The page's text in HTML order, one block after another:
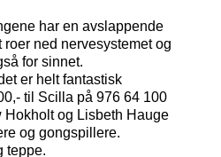
har en avslappende
ned nervesystemet og
for sinnet.
er helt fantastisk
til Scilla på 976 64 100
Hokholt og Lisbeth Hauge
og gongspillere.
teppe.